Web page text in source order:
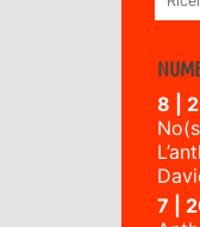
8 |
7 |